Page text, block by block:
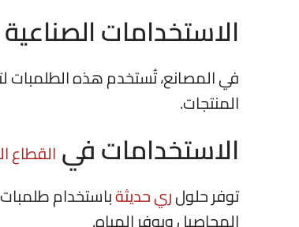
الاستخدامات الصناعية
في المصانع، تُستخدم هذه الطلمبات
المنتجات.
الاستخدامات في القطاع
توفر حلولري حديثةباستخدام
المحاصيل ويوفر المياه.